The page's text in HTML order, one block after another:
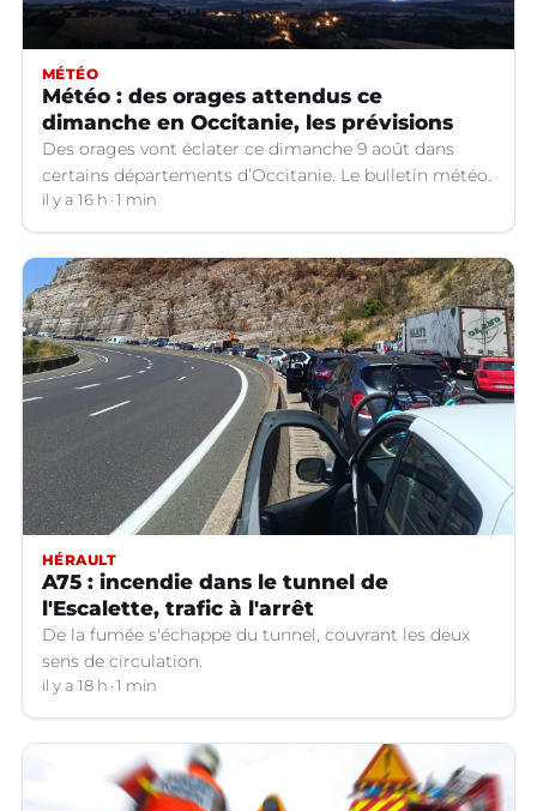
MÉTÉO
Météo : des orages attendus ce
dimanche en Occitanie, les prévisions
Des orages vont éclater ce dimanche 9 août dans
certains départements d’Occitanie. Le bulletin météo.
il y a 16 h 1 min
HÉRAULT
A75 : incendie dans le tunnel de
l'Escalette, trafic à l'arrêt
De la fumée s'échappe du tunnel, couvrant les deux
sens de circulation.
il y a 18 h 1 min